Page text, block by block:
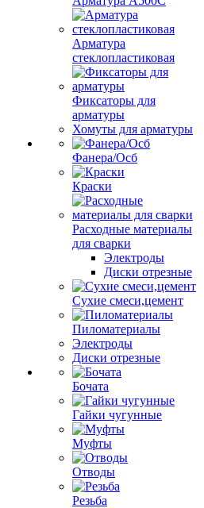
Арматура
стеклопластиковая
Фиксаторы для
арматуры
Хомуты для арматуры
Фанера/Осб
Краски
Расходные материалы
для сварки
Электроды
Диски отрезные
Сухие смеси,цемент
Пиломатериалы
Электроды
Диски отрезные
Бочата
Гайки чугунные
Муфты
Отводы
Резьба